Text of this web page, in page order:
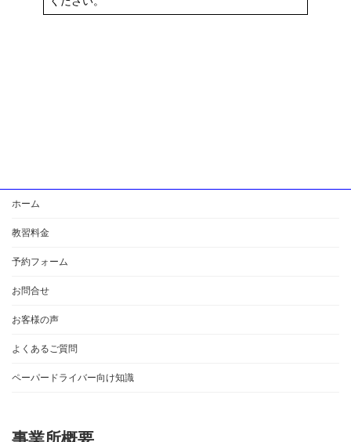
ホーム
教習料金
予約フォーム
お問合せ
お客様の声
よくあるご質問
ペーパードライバー向け知識